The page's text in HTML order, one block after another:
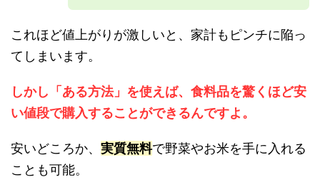
これほど値上がりが激しいと、家計もピンチに陥っ
てしまいます。
しかし「ある方法」を使えば、食料品を驚くほど安
い値段で購入することができるんですよ。
安いどころか、 実質無料で野菜やお米を手に入れる
ことも可能。